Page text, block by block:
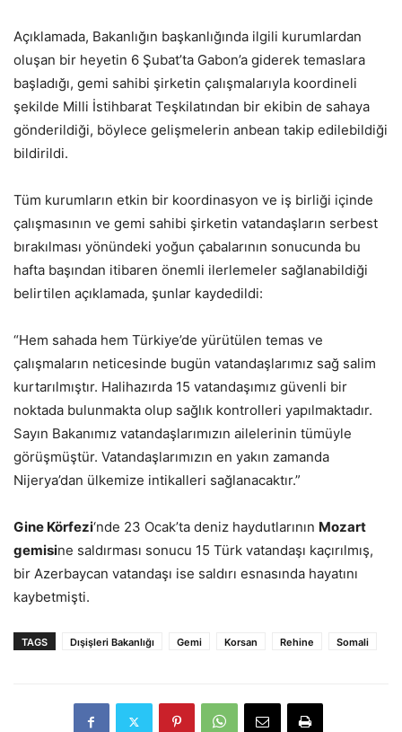
Açıklamada, Bakanlığın başkanlığında ilgili kurumlardan
oluşan bir heyetin 6 Şubat’ta Gabon’a giderek temaslara
başladığı, gemi sahibi şirketin çalışmalarıyla koordineli
şekilde Milli İstihbarat Teşkilatından bir ekibin de sahaya
gönderildiği, böylece gelişmelerin anbean takip edilebildiği
bildirildi.
Tüm kurumların etkin bir koordinasyon ve iş birliği içinde
çalışmasının ve gemi sahibi şirketin vatandaşların serbest
bırakılması yönündeki yoğun çabalarının sonucunda bu
hafta başından itibaren önemli ilerlemeler sağlanabildiği
belirtilen açıklamada, şunlar kaydedildi:
“Hem sahada hem Türkiye’de yürütülen temas ve
çalışmaların neticesinde bugün vatandaşlarımız sağ salim
kurtarılmıştır. Halihazırda 15 vatandaşımız güvenli bir
noktada bulunmakta olup sağlık kontrolleri yapılmaktadır.
Sayın Bakanımız vatandaşlarımızın ailelerinin tümüyle
görüşmüştür. Vatandaşlarımızın en yakın zamanda
Nijerya’dan ülkemize intikalleri sağlanacaktır.”
Gine Körfezi‘nde 23 Ocak’ta deniz haydutlarının Mozart
gemisine saldırması sonucu 15 Türk vatandaşı kaçırılmış,
bir Azerbaycan vatandaşı ise saldırı esnasında hayatını
kaybetmişti.
TAGS Dışişleri Bakanlığı Gemi Korsan Rehine Somali